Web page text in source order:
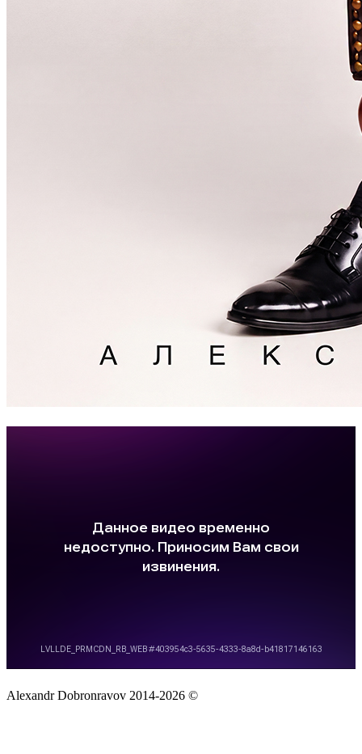
Alexandr Dobronravov 2014-2026 ©